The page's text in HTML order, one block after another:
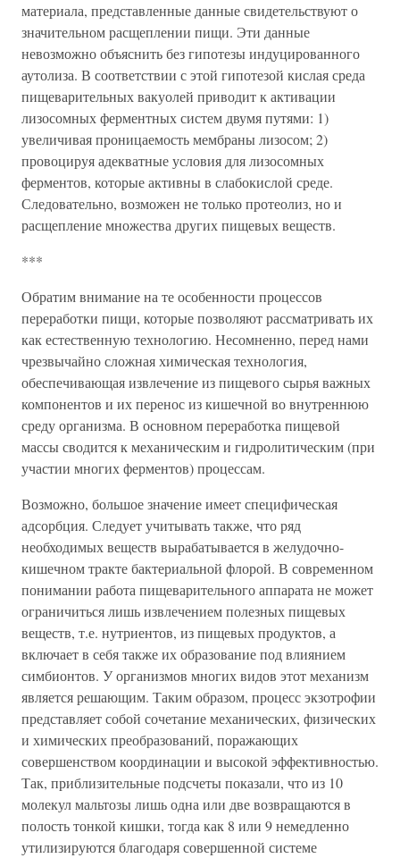
материала, представленные данные свидетельствуют о
значительном расщеплении пищи. Эти данные
невозможно объяснить без гипотезы индуцированного
аутолиза. В соответствии с этой гипотезой кислая среда
пищеварительных вакуолей приводит к активации
лизосомных ферментных систем двумя путями: 1)
увеличивая проницаемость мембраны лизосом; 2)
провоцируя адекватные условия для лизосомных
ферментов, которые активны в слабокислой среде.
Следовательно, возможен не только протеолиз, но и
расщепление множества других пищевых веществ.
***
Обратим внимание на те особенности процессов
переработки пищи, которые позволяют рассматривать их
как естественную технологию. Несомненно, перед нами
чрезвычайно сложная химическая технология,
обеспечивающая извлечение из пищевого сырья важных
компонентов и их перенос из кишечной во внутреннюю
среду организма. В основном переработка пищевой
массы сводится к механическим и гидролитическим (при
участии многих ферментов) процессам.
Возможно, большое значение имеет специфическая
адсорбция. Следует учитывать также, что ряд
необходимых веществ вырабатывается в желудочно-
кишечном тракте бактериальной флорой. В современном
понимании работа пищеварительного аппарата не может
ограничиться лишь извлечением полезных пищевых
веществ, т.е. нутриентов, из пищевых продуктов, а
включает в себя также их образование под влиянием
симбионтов. У организмов многих видов этот механизм
является решающим. Таким образом, процесс экзотрофии
представляет собой сочетание механических, физических
и химических преобразований, поражающих
совершенством координации и высокой эффективностью.
Так, приблизительные подсчеты показали, что из 10
молекул мальтозы лишь одна или две возвращаются в
полость тонкой кишки, тогда как 8 или 9 немедленно
утилизируются благодаря совершенной системе